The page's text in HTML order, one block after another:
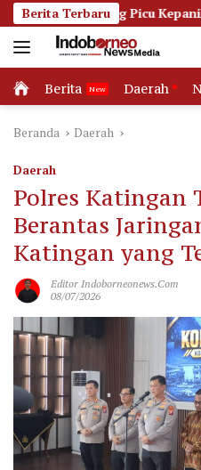
Langsung
ke
konten
Berita Terbaru
Picu Kepanikan Siswa
Home
Berita Daerah
Beranda Daerah
Daerah
Polres Katingan
Berantas
Katingan yang
Editor Indoborneonews.com
08/07/2026